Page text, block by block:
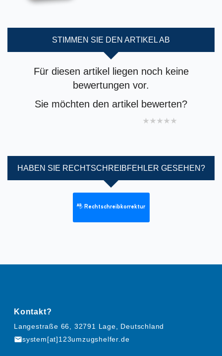
STIMMEN SIE DEN ARTIKEL AB
Für diesen artikel liegen noch keine
bewertungen vor.
Sie möchten den artikel bewerten?
4 stars
3 stars
2 stars
1 star
HABEN SIE RECHTSCHREIBFEHLER GESEHEN?
Rechtschreibkorrektur
Kontakt?
Langestraße 66, 32791 Lage, Deutschland
mailsystem[at]123umzugshelfer.de